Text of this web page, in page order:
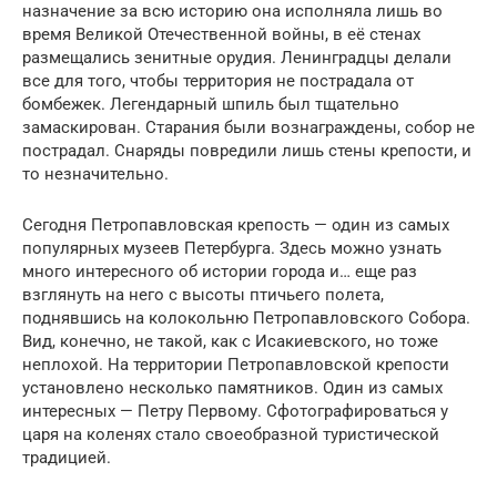
назначение за всю историю она исполняла лишь во
время Великой Отечественной войны, в её стенах
размещались зенитные орудия. Ленинградцы делали
все для того, чтобы территория не пострадала от
бомбежек. Легендарный шпиль был тщательно
замаскирован. Старания были вознаграждены, собор не
пострадал. Снаряды повредили лишь стены крепости, и
то незначительно.
Сегодня Петропавловская крепость — один из самых
популярных музеев Петербурга. Здесь можно узнать
много интересного об истории города и… еще раз
взглянуть на него с высоты птичьего полета,
поднявшись на колокольню Петропавловского Собора.
Вид, конечно, не такой, как с Исакиевского, но тоже
неплохой. На территории Петропавловской крепости
установлено несколько памятников. Один из самых
интересных — Петру Первому. Сфотографироваться у
царя на коленях стало своеобразной туристической
традицией.